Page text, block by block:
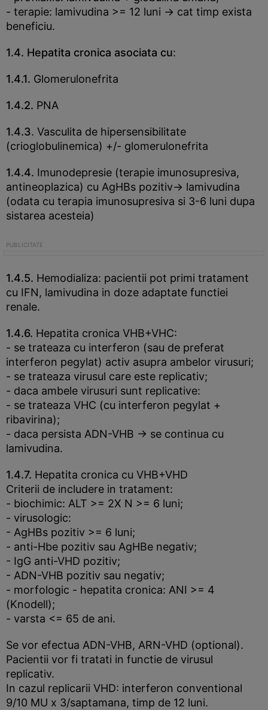
- terapie: lamivudina >= 12 luni -> cat timp exista
beneficiu.
1.4. Hepatita cronica asociata cu:
1.4.1. Glomerulonefrita
1.4.2. PNA
1.4.3. Vasculita de hipersensibilitate
(crioglobulinemica) +/- glomerulonefrita
1.4.4. Imunodepresie (terapie imunosupresiva,
antineoplazica) cu AgHBs pozitiv-> lamivudina
(odata cu terapia imunosupresiva si 3-6 luni dupa
sistarea acesteia)
1.4.5. Hemodializa: pacientii pot primi tratament
cu IFN, lamivudina in doze adaptate functiei
renale.
1.4.6. Hepatita cronica VHB+VHC:
- se trateaza cu interferon (sau de preferat
interferon pegylat) activ asupra ambelor virusuri;
- se trateaza virusul care este replicativ;
- daca ambele virusuri sunt replicative:
- se trateaza VHC (cu interferon pegylat +
ribavirina);
- daca persista ADN-VHB -> se continua cu
lamivudina.
1.4.7. Hepatita cronica cu VHB+VHD
Criterii de includere in tratament:
- biochimic: ALT >= 2X N >= 6 luni;
- virusologic:
- AgHBs pozitiv >= 6 luni;
- anti-Hbe pozitiv sau AgHBe negativ;
- IgG anti-VHD pozitiv;
- ADN-VHB pozitiv sau negativ;
- morfologic - hepatita cronica: ANI >= 4
(Knodell);
- varsta <= 65 de ani.
Se vor efectua ADN-VHB, ARN-VHD (optional).
Pacientii vor fi tratati in functie de virusul
replicativ.
In cazul replicarii VHD: interferon conventional
9/10 MU x 3/saptamana, timp de 12 luni.